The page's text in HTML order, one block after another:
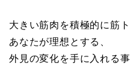
大きい筋肉を積極的に筋
あなたが理想とする、
外見の変化を手に入れる事